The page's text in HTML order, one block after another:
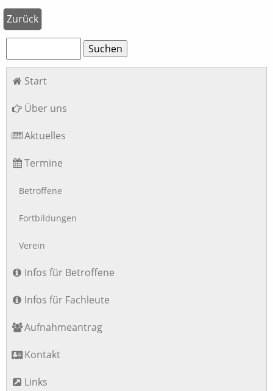
Zurück
Suchen
Navigation
Start
Über uns
Aktuelles
Termine
Betroffene
Fortbildungen
Verein
Infos für Betroffene
Infos für Fachleute
Aufnahmeantrag
Kontakt
Links